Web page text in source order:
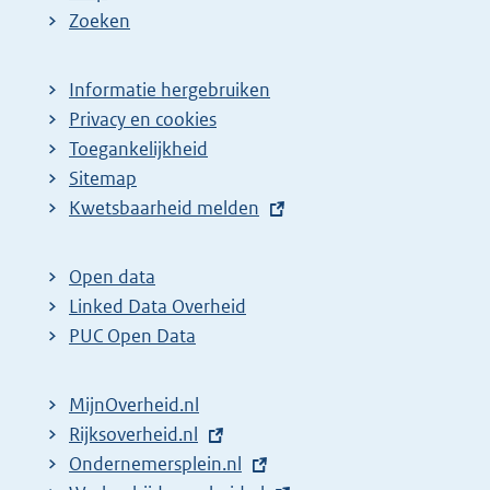
Zoeken
Informatie hergebruiken
Privacy en cookies
Toegankelijkheid
Sitemap
E
t
e
r
l
i
n
Kwetsbaarheid melden
Open data
Linked Data Overheid
PUC Open Data
MijnOverheid.nl
E
x
Rijksoverheid.nl
e
E
Ondernemersplein.nl